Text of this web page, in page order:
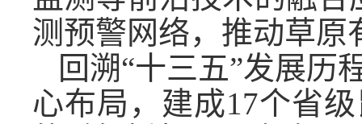
测预警网络，推动草原
回溯“十三五”发展历
心布局，建成17个省